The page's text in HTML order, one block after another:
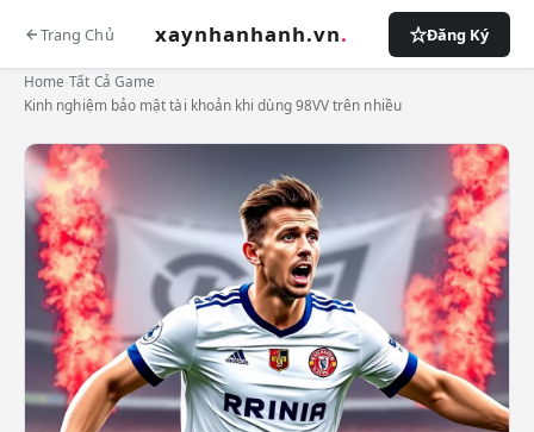
Trang Chủ xaynhanhanh.vn. Đăng Ký
Home ›Tất Cả Game
Kinh nghiệm bảo mật tài khoản khi dùng 98VV trên nhiều